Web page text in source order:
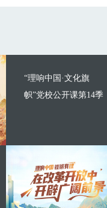
“理响中国·文化旗
帜”党校公开课第14季